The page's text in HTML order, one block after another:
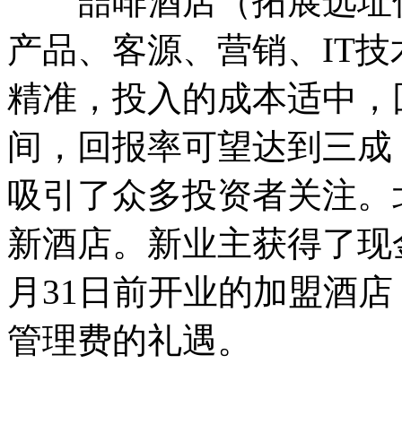
产品、客源、营销、IT
精准，投入的成本适中
间，回报率可望达到三
吸引了众多投资者关注
新酒店。新业主获得了
月31日前开业的加盟酒
管理费的礼遇。